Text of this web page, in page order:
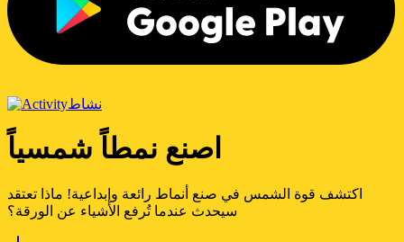
نشاط
اصنع نمطاً شمسياً
اكتشف قوة الشمس في صنع أنماط رائعة وإبداعية! ماذا تعتقد
سيحدث عندما تُرفع الأشياء عن الورقة؟